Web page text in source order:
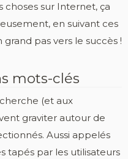
sur Internet, ça
en suivant ces
grand pas vers le succès !
mots-clés
(et aux
graviter autour de
Aussi appelés
tapés par les utilisateurs